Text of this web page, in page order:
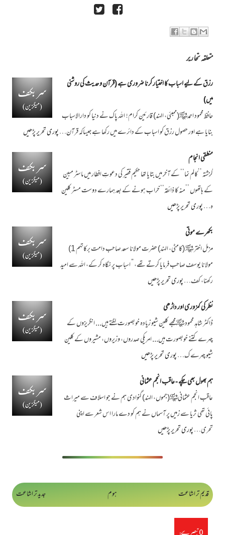
متعلقہ تحاریر
رزق کے لیے اسباب کا اختیار کرنا ضروری ہے (قرآن و حدیث کی روشنی
میں)
حافظ محمود احمد﷾(ممبئی، الہند) قارئین کرام! اللہ پاک نے دنیا کو دارالاسباب
بنایا ہے اور حصول رزق کو اسباب کے دائرے میں رکھا ہے جیساکہ قرآن…پوری تحریر پڑھیں
منطقی انجام
گزشتہ ’’کالم نما‘‘ کے آخر میں بتایا تھا حکیم فقیر کی دعوتِ افطار میں ماسٹر مبین
کے ہاتھوں ’’منہ کا ذائقہ‘‘ خراب ہونے کے بعد ہمارے دوست مسٹر کلین
ہ…پوری تحریر پڑھیں
بکھرے موتی
مزمل اختر ﷾ (کامٹی، الہند) حضرت مولانا سعد صاحب دامت برکاتہم 1)
مولانا یوسف صاحب فرمایا کرتے تھے، ” اسباب پر نگاہ کر کے، اللہ سے امید
رکھنا، کف…پوری تحریر پڑھیں
نظر کی کمزوری اور داڑھی
ڈاکٹر شاہد محمود ﷾ مجھے کلین شیو زیادہ خوبصورت لگتے ہیں... انگریزوں کے
چہرے کتنے خوبصورت ہیں... امریکی صدروں، وزیروں، مشیروں کے کلین
شیو چہرے ک…پوری تحریر پڑھیں
ہم بھول بھی چکے - عاقب انجم عثمانی
عاقب انجم عثمانی﷾(جموں، الہند) گنوادی ہم نے جو اسلاف سے میراث
پائی تھی ثریا سے زمیں پر آسماں نے ہم کو دے مارا اس شعر سے اپنی
تحری…پوری تحریر پڑھیں
جدید تر اشاعت قدیم تر اشاعت ہوم